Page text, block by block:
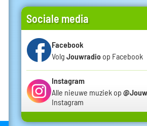
Sociale media
Facebook
Volg Jouwradio op Facebook
Instagram
Alle nieuwe muziek op
Instagram